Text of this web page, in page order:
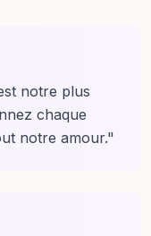
notre plus
chaque
notre amour."